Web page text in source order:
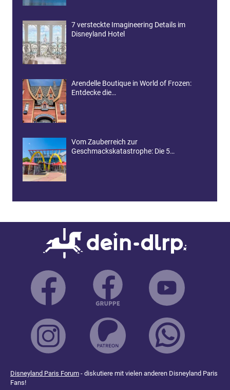
7 versteckte Imagineering Details im
Disneyland Hotel
Arendelle Boutique in World of Frozen:
Entdecke die…
Vom Zauberreich zur
Geschmackskatastrophe: Die 5…
Disneyland Paris Forum - diskutiere mit vielen anderen Disneyland Paris
Fans!